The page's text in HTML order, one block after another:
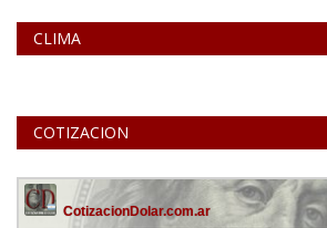
CLIMA
COTIZACION